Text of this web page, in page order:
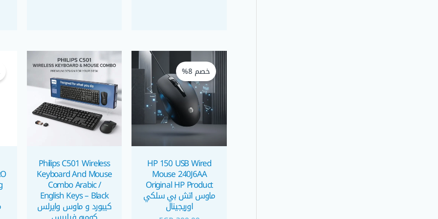
خصم 8%
HP 150 USB Wired
Mouse 240J6AA
Original HP Product
ماوس اتش بي سلكي
اوريجينال
السعر
الأصلي
هو:
EGP 300,00.
السعر
الحالي
هو:
EGP 275,00.
Philips C501 Wireless
Keyboard And Mouse
Combo Arabic /
English Keys – Black
كيبورد و ماوس وايرلس